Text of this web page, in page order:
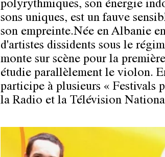
polyrythmiques, son énergie
sons uniques, est un fauve
son empreinte.Née en Albanie
d'artistes dissidents sous le
monte sur scène pour la
étudie parallèlement le violon.
participe à plusieurs « Festivals
la Radio et la Télévision